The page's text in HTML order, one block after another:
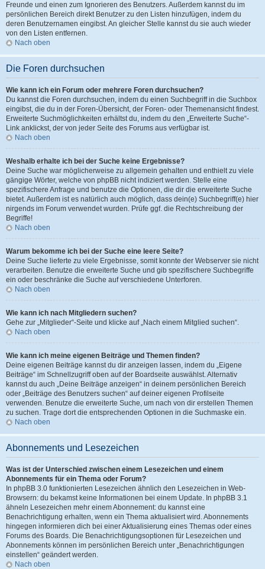
Freunde und einen zum Ignorieren des Benutzers. Außerdem kannst du im
persönlichen Bereich direkt Benutzer zu den Listen hinzufügen, indem du
deren Benutzernamen eingibst. An gleicher Stelle kannst du sie auch wieder
von den Listen entfernen.
Nach oben
Die Foren durchsuchen
Wie kann ich ein Forum oder mehrere Foren durchsuchen?
Du kannst die Foren durchsuchen, indem du einen Suchbegriff in die Suchbox
eingibst, die du in der Foren-Übersicht, der Foren- oder Themenansicht findest.
Erweiterte Suchmöglichkeiten erhältst du, indem du den „Erweiterte Suche“-
Link anklickst, der von jeder Seite des Forums aus verfügbar ist.
Nach oben
Weshalb erhalte ich bei der Suche keine Ergebnisse?
Deine Suche war möglicherweise zu allgemein gehalten und enthielt zu viele
gängige Wörter, welche von phpBB nicht indiziert werden. Stelle eine
spezifischere Anfrage und benutze die Optionen, die dir die erweiterte Suche
bietet. Außerdem ist es natürlich auch möglich, dass dein(e) Suchbegriff(e) hier
nirgends im Forum verwendet wurden. Prüfe ggf. die Rechtschreibung der
Begriffe!
Nach oben
Warum bekomme ich bei der Suche eine leere Seite?
Deine Suche lieferte zu viele Ergebnisse, somit konnte der Webserver sie nicht
verarbeiten. Benutze die erweiterte Suche und gib spezifischere Suchbegriffe
ein oder beschränke die Suche auf verschiedene Unterforen.
Nach oben
Wie kann ich nach Mitgliedern suchen?
Gehe zur „Mitglieder“-Seite und klicke auf „Nach einem Mitglied suchen“.
Nach oben
Wie kann ich meine eigenen Beiträge und Themen finden?
Deine eigenen Beiträge kannst du dir anzeigen lassen, indem du „Eigene
Beiträge“ im Schnellzugriff oben auf der Boardseite auswählst. Alternativ
kannst du auch „Deine Beiträge anzeigen“ in deinem persönlichen Bereich
oder „Beiträge des Benutzers suchen“ auf deiner eigenen Profilseite
verwenden. Benutze die erweiterte Suche, um nach von dir erstellen Themen
zu suchen. Trage dort die entsprechenden Optionen in die Suchmaske ein.
Nach oben
Abonnements und Lesezeichen
Was ist der Unterschied zwischen einem Lesezeichen und einem
Abonnements für ein Thema oder Forum?
In phpBB 3.0 funktionierten Lesezeichen ähnlich den Lesezeichen in Web-
Browsern: du bekamst keine Informationen bei einem Update. In phpBB 3.1
ähneln Lesezeichen mehr einem Abonnement: du kannst eine
Benachrichtigung erhalten, wenn ein Thema aktualisiert wird. Abonnements
hingegen informieren dich bei einer Aktualisierung eines Themas oder eines
Forums des Boards. Die Benachrichtigungsoptionen für Lesezeichen und
Abonnements können im persönlichen Bereich unter „Benachrichtigungen
einstellen“ geändert werden.
Nach oben